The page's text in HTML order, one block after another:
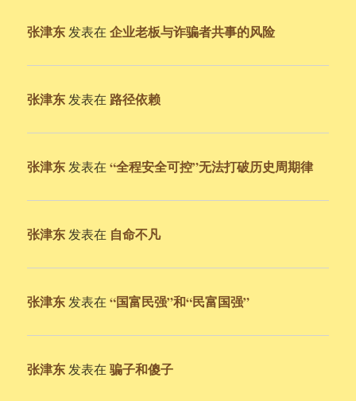
张津东 发表在企业老板与诈骗者共事的风险
张津东 发表在 路径依赖
张津东 发表在“全程安全可控”无法打破历史周期律
张津东 发表在 自命不凡
张津东 发表在“国富民强”和“民富国强”
张津东 发表在骗子和傻子